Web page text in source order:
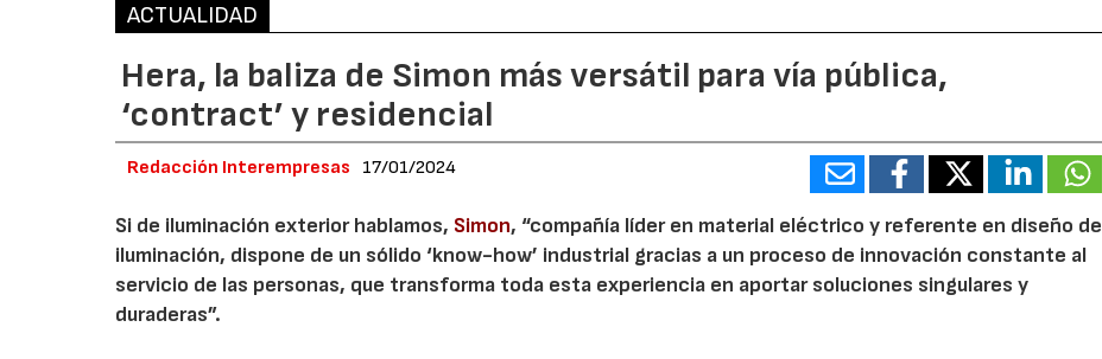
ACTUALIDAD
Hera, la baliza de Simon más versátil para vía pública,
‘contract’ y residencial
Redacción Interempresas 17/01/2024
Si de iluminación exterior hablamos, Simon, “compañía líder en material eléctrico y referente en diseño de
iluminación, dispone de un sólido ‘know-how’ industrial gracias a un proceso de innovación constante al
servicio de las personas, que transforma toda esta experiencia en aportar soluciones singulares y
duraderas”.